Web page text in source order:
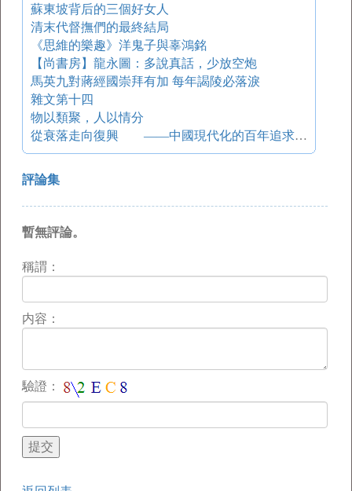
蘇東坡背后的三個好女人
清末代督撫們的最終結局
《思維的樂趣》洋鬼子與辜鴻銘
【尚書房】龍永圖：多說真話，少放空炮
馬英九對蔣經國崇拜有加 每年謁陵必落淚
雜文第十四
物以類聚，人以情分
從衰落走向復興 ——中國現代化的百年追求與展望
評論集
暫無評論。
稱謂：
内容：
驗證：